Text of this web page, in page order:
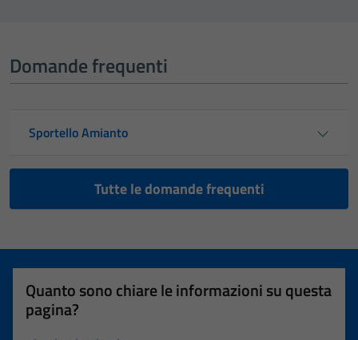
Domande frequenti
Sportello Amianto
Tutte le domande frequenti
Quanto sono chiare le informazioni su questa
pagina?